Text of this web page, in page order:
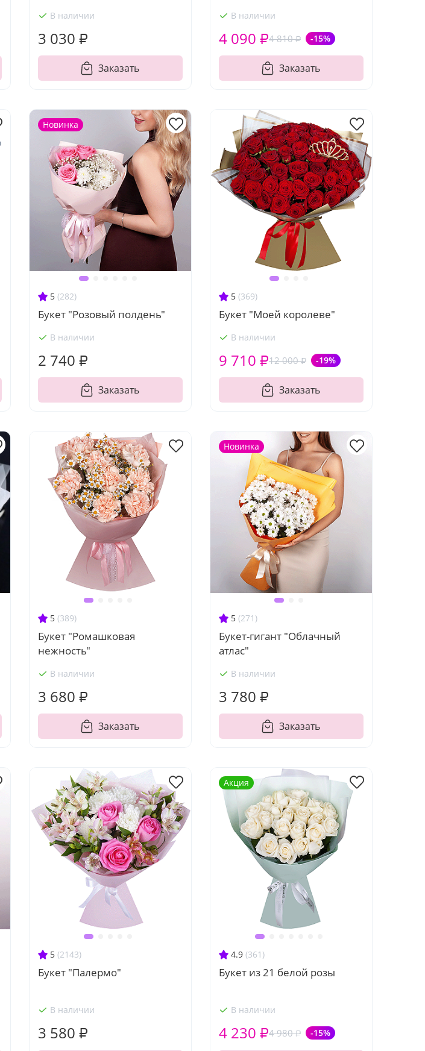
В наличии
3 030 ₽
Заказать
В наличии
4 810 ₽ -15%
4 090 ₽
Заказать
5 (282)
Букет "Розовый полдень"
В наличии
2 740 ₽
Заказать
Новинка
5 (369)
Букет "Моей королеве"
В наличии
12 000 ₽ -19%
9 710 ₽
Заказать
5 (389)
Букет "Ромашковая
нежность"
В наличии
3 680 ₽
Заказать
5 (271)
Букет-гигант "Облачный
атлас"
В наличии
3 780 ₽
Заказать
Новинка
5 (2143)
Букет "Палермо"
В наличии
3 580 ₽
4.9 (361)
Букет из 21 белой розы
В наличии
4 980 ₽ -15%
4 230 ₽
Акция